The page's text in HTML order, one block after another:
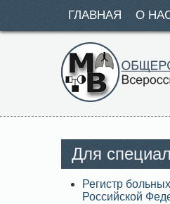
ГЛАВНАЯ О
Для
Регистр
Российской